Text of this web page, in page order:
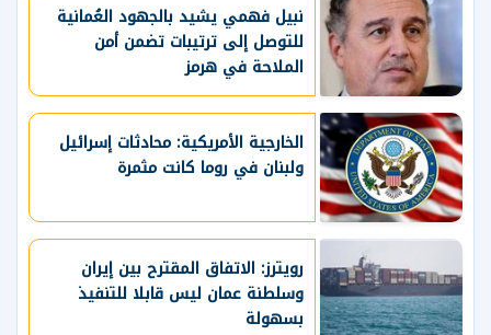
نبيل فهمي يشيد بالجهود العُمانية
للتوصل إلى ترتيبات تضمن أمن
الملاحة في هرمز
الخارجية الأمريكية: محادثات إسرائيل
ولبنان في روما كانت مثمرة
رويترز: الاتفاق المقترح بين إيران
وسلطنة عمان ليس قابلا للتنفيذ
بسهولة